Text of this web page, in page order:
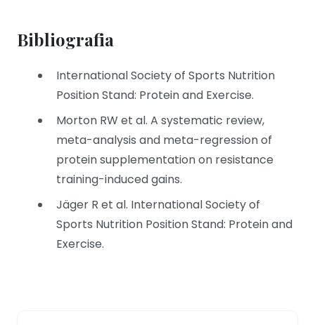
Bibliografia
International Society of Sports Nutrition
Position Stand: Protein and Exercise.
Morton RW et al. A systematic review,
meta-analysis and meta-regression of
protein supplementation on resistance
training-induced gains.
Jäger R et al. International Society of
Sports Nutrition Position Stand: Protein and
Exercise.